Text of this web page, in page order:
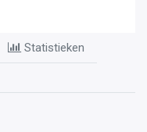
Statistieken